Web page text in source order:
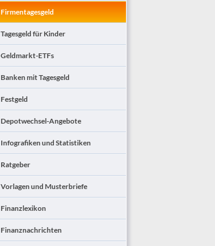
Firmentagesgeld
Tagesgeld für Kinder
Geldmarkt-ETFs
Banken mit Tagesgeld
Festgeld
Depotwechsel-Angebote
Infografiken und Statistiken
Ratgeber
Vorlagen und Musterbriefe
Finanzlexikon
Finanznachrichten